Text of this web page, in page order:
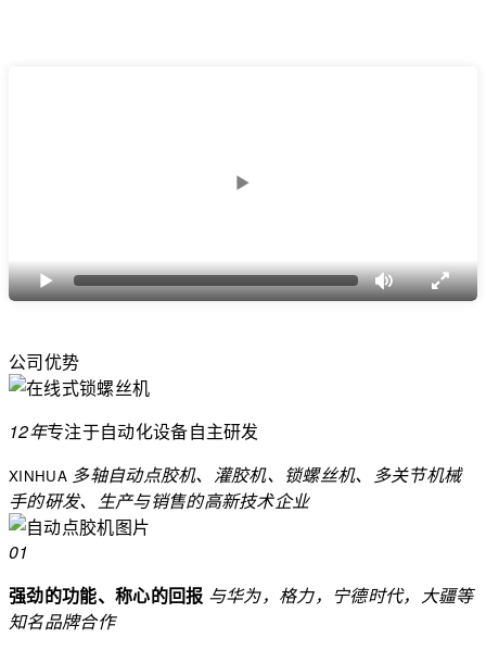
公司优势
12年专注于自动化设备自主研发
XINHUA 多轴自动点胶机、灌胶机、锁螺丝机、多关节机械
手的硏发、生产与销售的高新技术企业
01
强劲的功能、称心的回报 与华为，格力，宁德时代，大疆等
知名品牌合作